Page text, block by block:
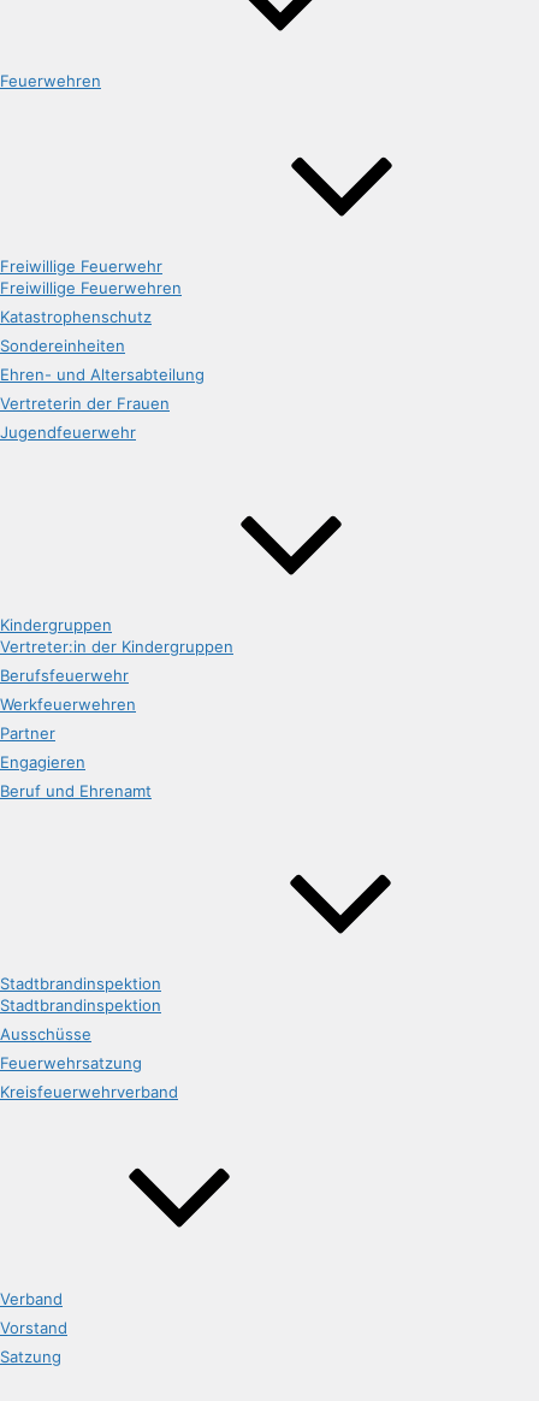
Feuerwehren
Freiwillige Feuerwehr
Freiwillige Feuerwehren
Katastrophenschutz
Sondereinheiten
Ehren- und Altersabteilung
Vertreterin der Frauen
Jugendfeuerwehr
Kindergruppen
Vertreter:in der Kindergruppen
Berufsfeuerwehr
Werkfeuerwehren
Partner
Engagieren
Beruf und Ehrenamt
Stadtbrandinspektion
Stadtbrandinspektion
Ausschüsse
Feuerwehrsatzung
Kreisfeuerwehrverband
Verband
Vorstand
Satzung